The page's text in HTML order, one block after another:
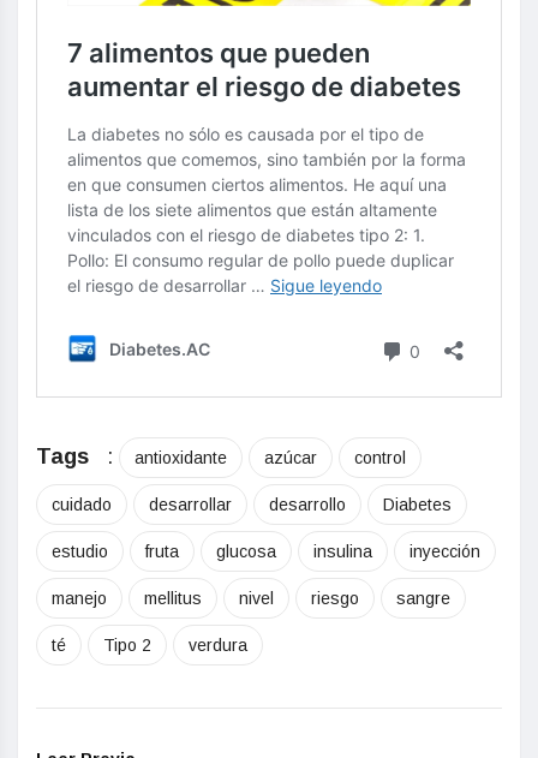
Tags : antioxidante azúcar control
cuidado desarrollar desarrollo Diabetes
estudio fruta glucosa insulina inyección
manejo mellitus nivel riesgo sangre
té Tipo 2 verdura